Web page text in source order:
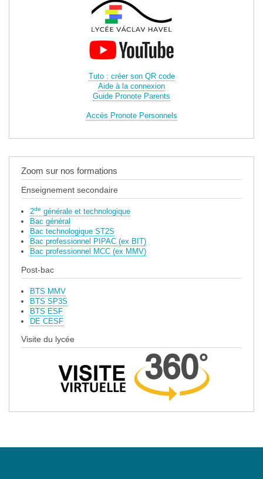
Tuto : créer son QR code
Aide à la connexion
Guide Pronote Parents
Accés Pronote Personnels
Zoom sur nos formations
Enseignement secondaire
2de générale et technologique
Bac général
Bac technologique ST2S
Bac professionnel PIPAC (ex BIT)
Bac professionnel MCC (ex MMV)
Post-bac
BTS MMV
BTS SP3S
BTS ESF
DE CESF
Visite du lycée